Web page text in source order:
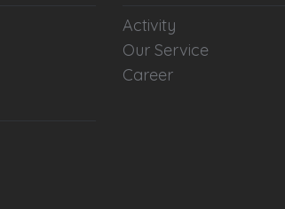
Activity
Our Service
Career